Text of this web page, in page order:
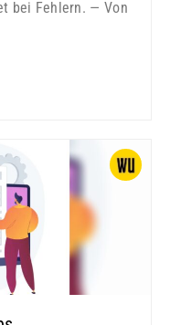
bei Fehlern. — Von